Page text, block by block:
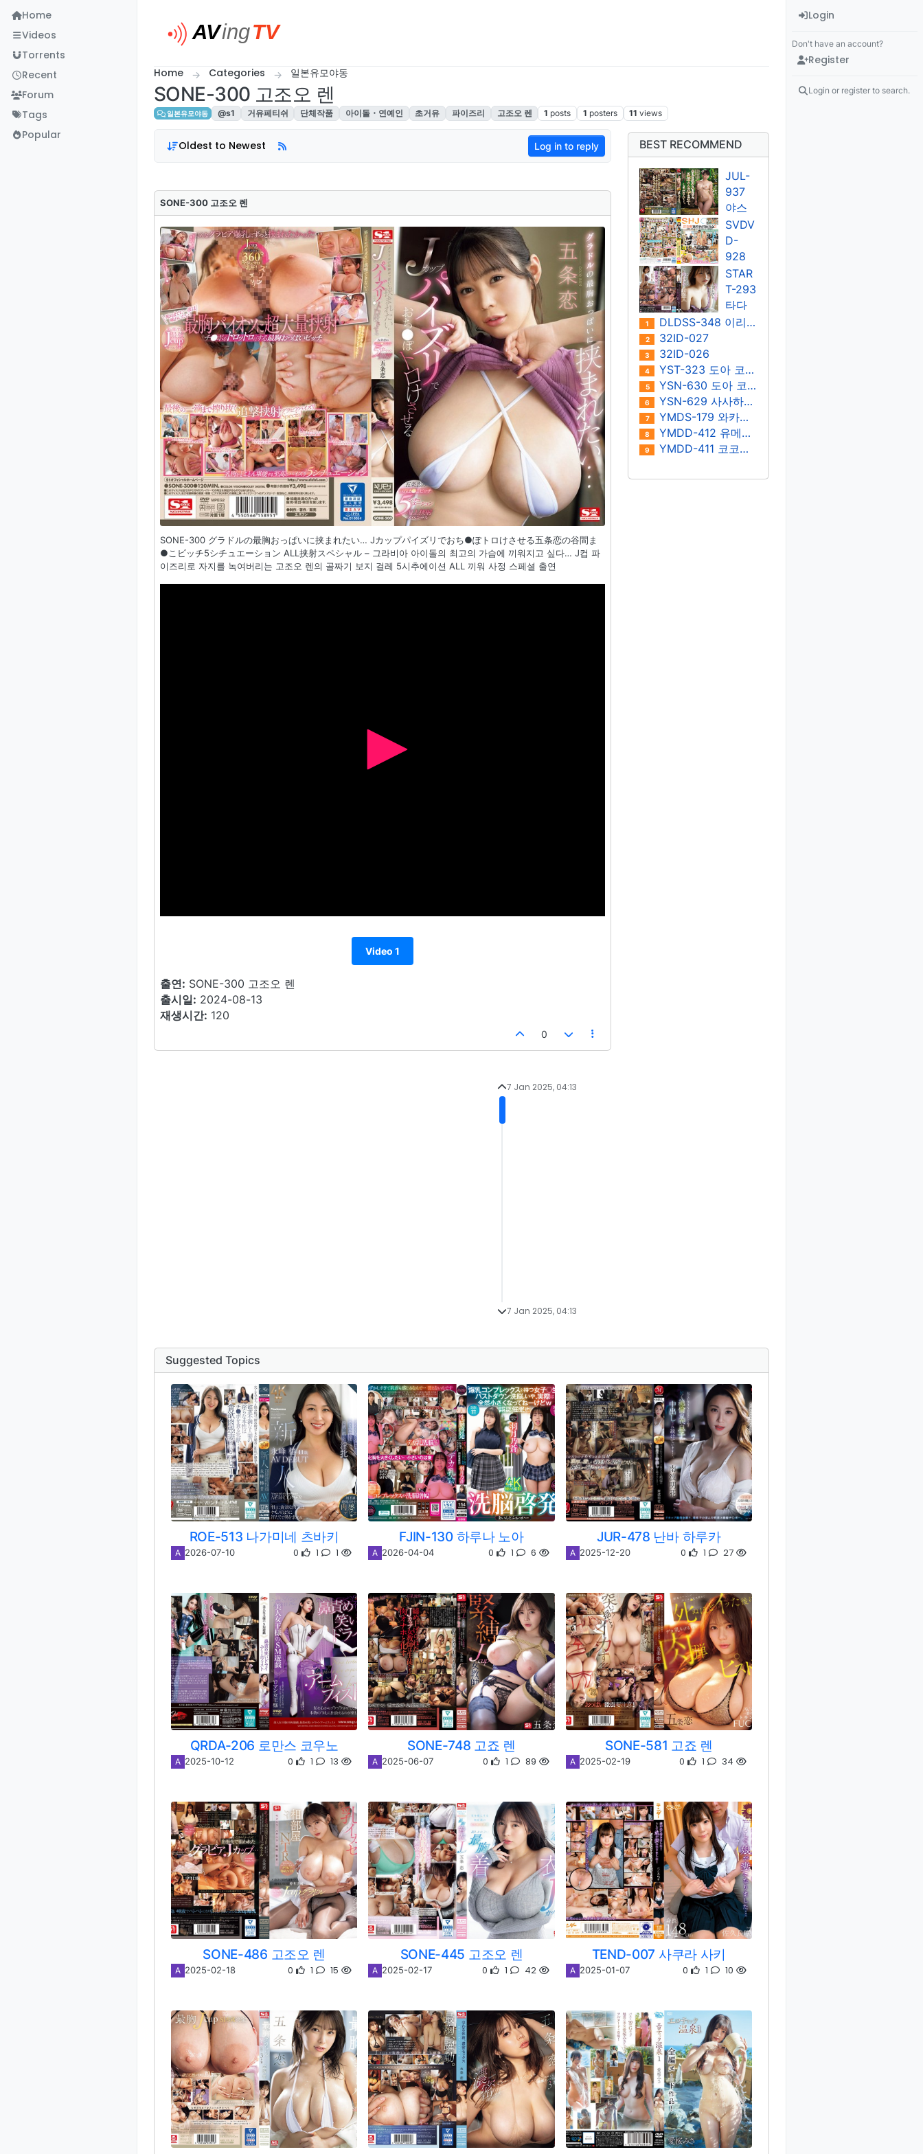
Home
Videos
Torrents
Recent
Forum
Tags
Popular
Home Categories 일본유모야동
SONE-300 고조오 렌
일본유모야동 @s1 거유페티쉬 단체작품 아이돌・연예인 초거유 파이즈리 고조오 렌 1 posts 1 posters 11 views
Oldest to Newest Log in to reply
SONE-300 고조오 렌
SONE-300 グラドルの最胸おっぱいに挟まれたい… Jカップパイズリでおち●ぽトロけさせる五条恋の谷間ま
●こビッチ5シチュエーション ALL挟射スペシャル – 그라비아 아이돌의 최고의 가슴에 끼워지고 싶다… J컵 파
이즈리로 자지를 녹여버리는 고조오 렌의 골짜기 보지 걸레 5시추에이션 ALL 끼워 사정 스페셜 출연
Video 1
출연: SONE-300 고조오 렌
출시일: 2024-08-13
재생시간: 120
0
7 Jan 2025, 04:13
7 Jan 2025, 04:13
BEST RECOMMEND
JUL-
937
야스
미나
미
SVDV
D-
928
쿠도
우 라
라/유
키노
나츠
STAR
T-293
타다
이 마
1 DLDSS-348 이리타 마아야
2 32ID-027
3 32ID-026
4 YST-323 도아 코토네
5 YSN-630 도아 코토네
6 YSN-629 사사하라 우라라
7 YMDS-179 와카미야 호노
8 YMDD-412 유메리 리카
9 YMDD-411 코코노이 스나오
Suggested Topics
ROE-513 나가미네 츠바키
A 2026-07-10 0 1 1
FJIN-130 하루나 노아
A 2026-04-04 0 1 6
JUR-478 난바 하루카
A 2025-12-20 0 1 27
QRDA-206 로만스 코우노
A 2025-10-12 0 1 13
SONE-748 고죠 렌
A 2025-06-07 0 1 89
SONE-581 고죠 렌
A 2025-02-19 0 1 34
SONE-486 고조오 렌
A 2025-02-18 0 1 15
SONE-445 고조오 렌
A 2025-02-17 0 1 42
TEND-007 사쿠라 사키
A 2025-01-07 0 1 10
Login
Don't have an account?
Register
Login or register to search.